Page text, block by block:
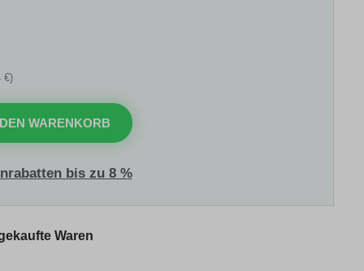
€)
WARENKORB
bis zu 8 %
Waren